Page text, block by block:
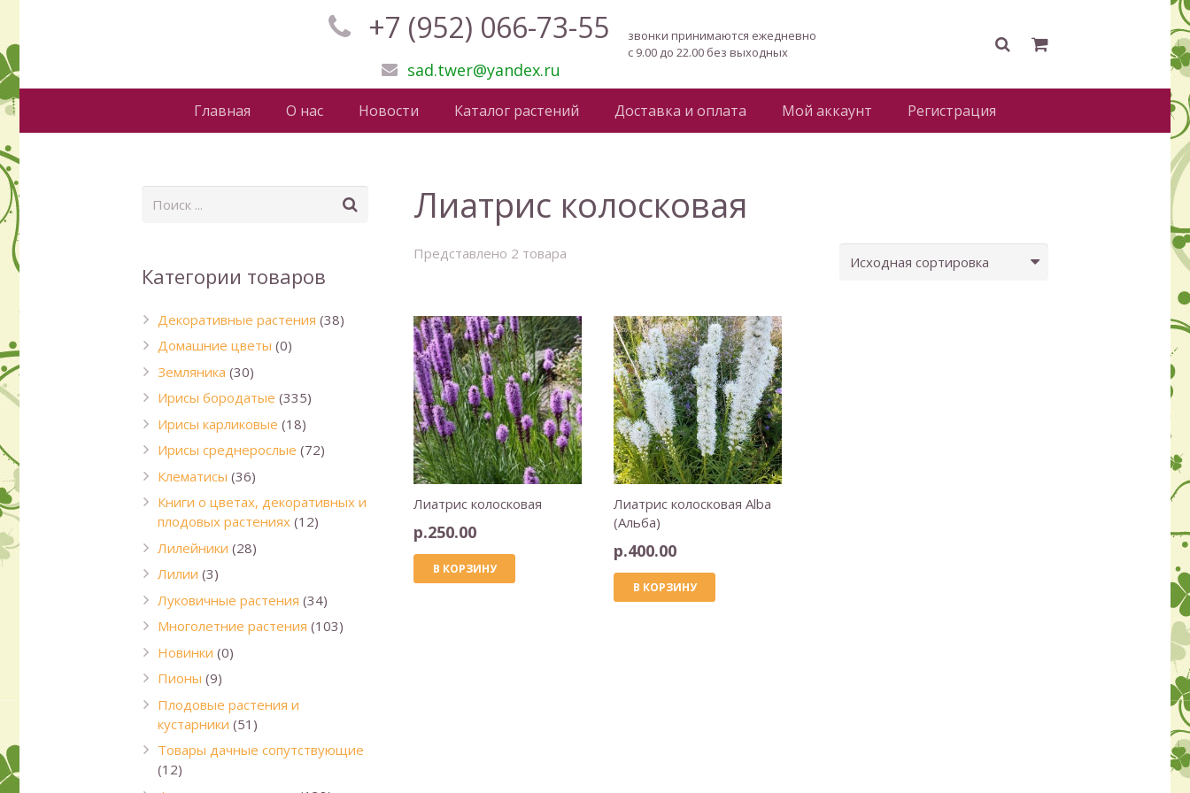
+7 (952) 066-73-55
sad.twer@yandex.ru
звонки принимаются ежедневно
с 9.00 до 22.00 без выходных
Главная О нас Новости Каталог растений Доставка и оплата Мой аккаунт Регистрация
Лиатрис колосковая
Представлено 2 товара
Лиатрис колосковая
р.250.00
В КОРЗИНУ
Лиатрис колосковая Alba
(Альба)
р.400.00
В КОРЗИНУ
Категории товаров
Декоративные растения (38)
Домашние цветы (0)
Земляника (30)
Ирисы бородатые (335)
Ирисы карликовые (18)
Ирисы среднерослые (72)
Клематисы (36)
Книги о цветах, декоративных и
плодовых растениях (12)
Лилейники (28)
Лилии (3)
Луковичные растения (34)
Многолетние растения (103)
Новинки (0)
Пионы (9)
Плодовые растения и
кустарники (51)
Товары дачные сопутствующие
(12)